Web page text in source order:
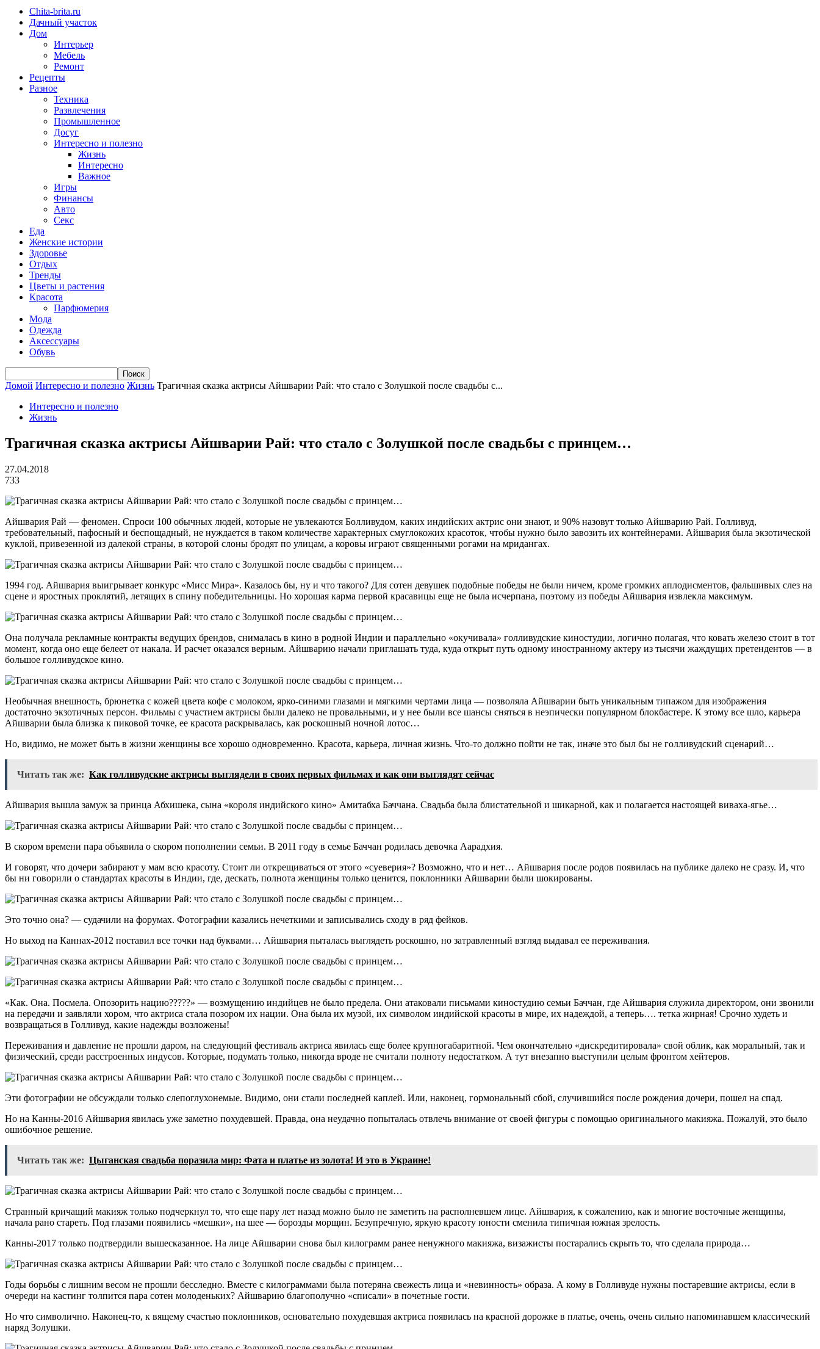
Chita-brita.ru
Дачный участок
Дом
Интерьер
Мебель
Ремонт
Рецепты
Разное
Техника
Развлечения
Промышленное
Досуг
Интересно и полезно
Жизнь
Интересно
Важное
Игры
Финансы
Авто
Секс
Еда
Женские истории
Здоровье
Отдых
Тренды
Цветы и растения
Красота
Парфюмерия
Мода
Одежда
Аксессуары
Обувь
Домой Интересно и полезно Жизнь Трагичная сказка актрисы Айшварии Рай: что стало с Золушкой после свадьбы с...
Интересно и полезно
Жизнь
Трагичная сказка актрисы Айшварии Рай: что стало с Золушкой после свадьбы с принцем…
27.04.2018
733
Айшвария Рай — феномен. Спроси 100 обычных людей, которые не увлекаются Болливудом, каких индийских актрис они знают, и 90% назовут только Айшварию Рай. Голливуд,
требовательный, пафосный и беспощадный, не нуждается в таком количестве характерных смуглокожих красоток, чтобы нужно было завозить их контейнерами. Айшвария была экзотической
куклой, привезенной из далекой страны, в которой слоны бродят по улицам, а коровы играют священными рогами на мридангах.
1994 год. Айшвария выигрывает конкурс «Мисс Мира». Казалось бы, ну и что такого? Для сотен девушек подобные победы не были ничем, кроме громких аплодисментов, фальшивых слез на
сцене и яростных проклятий, летящих в спину победительницы. Но хорошая карма первой красавицы еще не была исчерпана, поэтому из победы Айшвария извлекла максимум.
Она получала рекламные контракты ведущих брендов, снималась в кино в родной Индии и параллельно «окучивала» голливудские киностудии, логично полагая, что ковать железо стоит в тот
момент, когда оно еще белеет от накала. И расчет оказался верным. Айшварию начали приглашать туда, куда открыт путь одному иностранному актеру из тысячи жаждущих претендентов — в
большое голливудское кино.
Необычная внешность, брюнетка с кожей цвета кофе с молоком, ярко-синими глазами и мягкими чертами лица — позволяла Айшварии быть уникальным типажом для изображения
достаточно экзотичных персон. Фильмы с участием актрисы были далеко не провальными, и у нее были все шансы сняться в неэпически популярном блокбастере. К этому все шло, карьера
Айшварии была близка к пиковой точке, ее красота раскрывалась, как роскошный ночной лотос…
Но, видимо, не может быть в жизни женщины все хорошо одновременно. Красота, карьера, личная жизнь. Что-то должно пойти не так, иначе это был бы не голливудский сценарий…
Читать так же: Как голливудские актрисы выглядели в своих первых фильмах и как они выглядят сейчас
Айшвария вышла замуж за принца Абхишека, сына «короля индийского кино» Амитабха Баччана. Свадьба была блистательной и шикарной, как и полагается настоящей виваха-ягье…
В скором времени пара объявила о скором пополнении семьи. В 2011 году в семье Баччан родилась девочка Аарадхия.
И говорят, что дочери забирают у мам всю красоту. Стоит ли открещиваться от этого «суеверия»? Возможно, что и нет… Айшвария после родов появилась на публике далеко не сразу. И, что
бы ни говорили о стандартах красоты в Индии, где, дескать, полнота женщины только ценится, поклонники Айшварии были шокированы.
Это точно она? — судачили на форумах. Фотографии казались нечеткими и записывались сходу в ряд фейков.
Но выход на Каннах-2012 поставил все точки над буквами… Айшвария пыталась выглядеть роскошно, но затравленный взгляд выдавал ее переживания.
«Как. Она. Посмела. Опозорить нацию?????» — возмущению индийцев не было предела. Они атаковали письмами киностудию семьи Баччан, где Айшвария служила директором, они звонили
на передачи и заявляли хором, что актриса стала позором их нации. Она была их музой, их символом индийской красоты в мире, их надеждой, а теперь…. тетка жирная! Срочно худеть и
возвращаться в Голливуд, какие надежды возложены!
Переживания и давление не прошли даром, на следующий фестиваль актриса явилась еще более крупногабаритной. Чем окончательно «дискредитировала» свой облик, как моральный, так и
физический, среди расстроенных индусов. Которые, подумать только, никогда вроде не считали полноту недостатком. А тут внезапно выступили целым фронтом хейтеров.
Эти фотографии не обсуждали только слепоглухонемые. Видимо, они стали последней каплей. Или, наконец, гормональный сбой, случившийся после рождения дочери, пошел на спад.
Но на Канны-2016 Айшвария явилась уже заметно похудевшей. Правда, она неудачно попыталась отвлечь внимание от своей фигуры с помощью оригинального макияжа. Пожалуй, это было
ошибочное решение.
Читать так же: Цыганская свадьба поразила мир: Фата и платье из золота! И это в Украине!
Странный кричащий макияж только подчеркнул то, что еще пару лет назад можно было не заметить на располневшем лице. Айшвария, к сожалению, как и многие восточные женщины,
начала рано стареть. Под глазами появились «мешки», на шее — борозды морщин. Безупречную, яркую красоту юности сменила типичная южная зрелость.
Канны-2017 только подтвердили вышесказанное. На лице Айшварии снова был килограмм ранее ненужного макияжа, визажисты постарались скрыть то, что сделала природа…
Годы борьбы с лишним весом не прошли бесследно. Вместе с килограммами была потеряна свежесть лица и «невинность» образа. А кому в Голливуде нужны постаревшие актрисы, если в
очереди на кастинг толпится пара сотен молоденьких? Айшварию благополучно «списали» в почетные гости.
Но что символично. Наконец-то, к вящему счастью поклонников, основательно похудевшая актриса появилась на красной дорожке в платье, очень, очень сильно напоминавшем классический
наряд Золушки.